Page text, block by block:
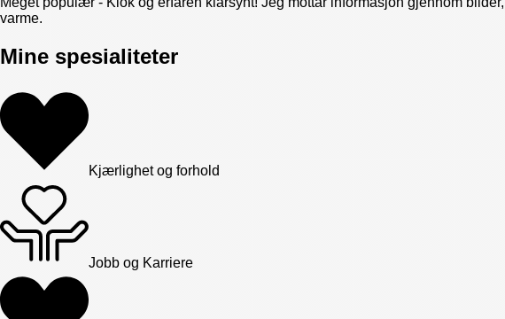
varme.
Mine spesialiteter
Kjærlighet og forhold
Jobb og Karriere